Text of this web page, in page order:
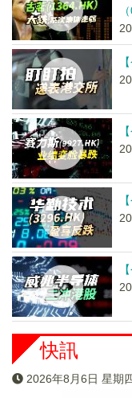
快訊
2026年8月6日 星期